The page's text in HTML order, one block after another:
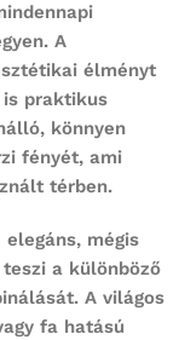
A
élményt
is praktikus
könnyen
fényét, ami
térben.
mégis
a különböző
A világos
fa hatású